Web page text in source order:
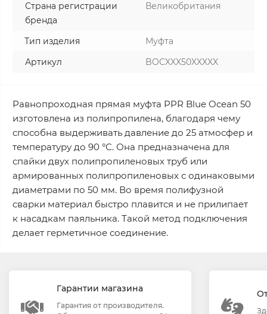
Страна регистрации
бренда
Великобритания
Тип изделия
Муфта
Артикул
BOCXXX50XXXXX
Равнопроходная прямая муфта PPR Blue Ocean 50
изготовлена из полипропилена, благодаря чему
способна выдерживать давление до 25 атмосфер и
температуру до 90 °C. Она предназначена для
спайки двух полипропиленовых труб или
армированных полипропиленовых с одинаковыми
диаметрами по 50 мм. Во время полифузной
сварки материал быстро плавится и не прилипает
к насадкам паяльника. Такой метод подключения
делает герметичное соединение.
Гарантии магазина
Гарантия от производителя.